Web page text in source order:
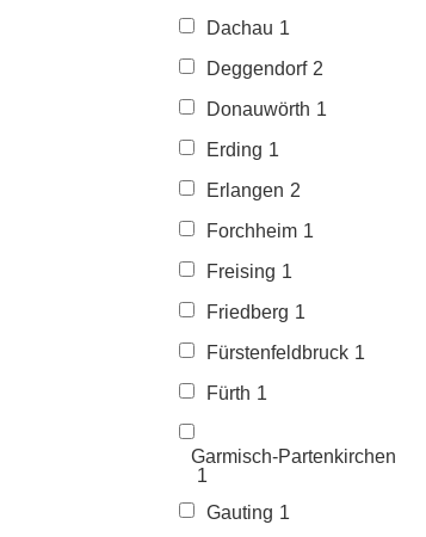
Dachau 1
Deggendorf 2
Donauwörth 1
Erding 1
Erlangen 2
Forchheim 1
Freising 1
Friedberg 1
Fürstenfeldbruck 1
Fürth 1
Garmisch-Partenkirchen
1
Gauting 1